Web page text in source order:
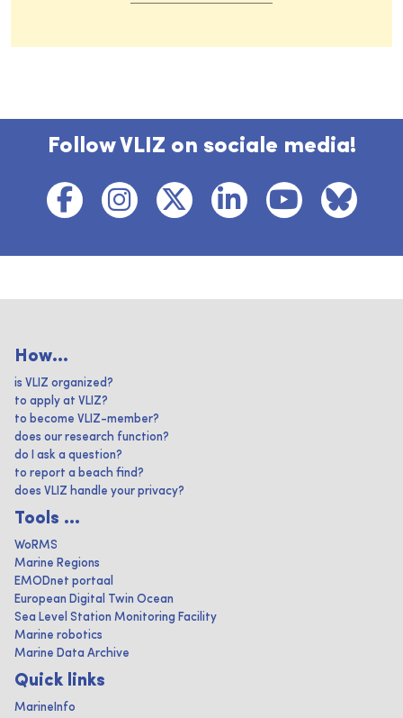
Follow VLIZ on sociale media!
How...
is VLIZ organized?
to apply at VLIZ?
to become VLIZ-member?
does our research function?
do I ask a question?
to report a beach find?
does VLIZ handle your privacy?
Tools ...
WoRMS
Marine Regions
EMODnet portaal
European Digital Twin Ocean
Sea Level Station Monitoring Facility
Marine robotics
Marine Data Archive
Quick links
MarineInfo